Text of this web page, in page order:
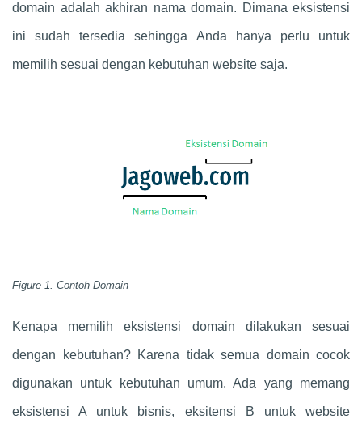
domain adalah akhiran nama domain. Dimana eksistensi
ini sudah tersedia sehingga Anda hanya perlu untuk
memilih sesuai dengan kebutuhan website saja.
Figure 1. Contoh Domain
Kenapa memilih eksistensi domain dilakukan sesuai
dengan kebutuhan? Karena tidak semua domain cocok
digunakan untuk kebutuhan umum. Ada yang memang
eksistensi A untuk bisnis, eksitensi B untuk website